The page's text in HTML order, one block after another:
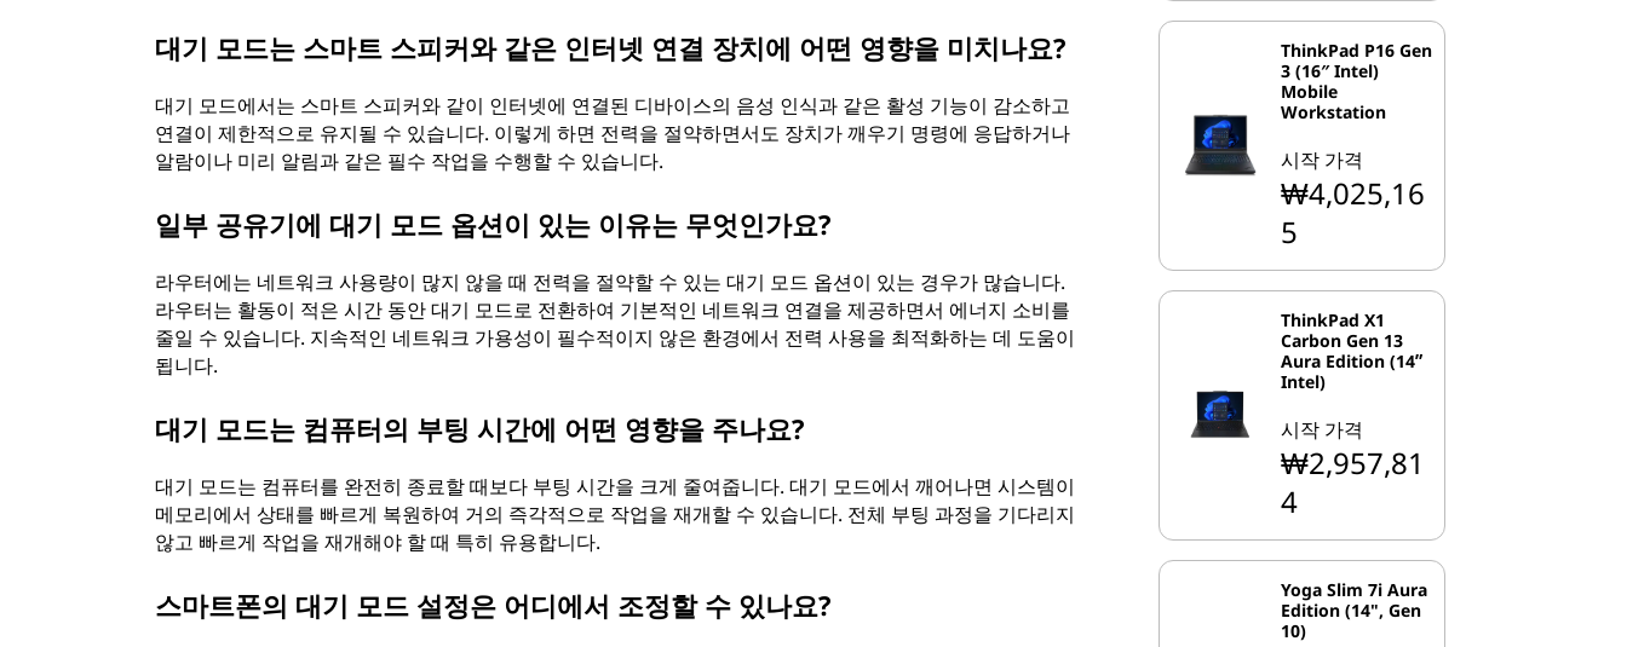
대기 모드는 스마트 스피커와 같은 인터넷 연결 장치에 어떤 영향을 미치나요?
대기 모드에서는 스마트 스피커와 같이 인터넷에 연결된 디바이스의 음성 인식과 같은 활성 기능이 감소하고
연결이 제한적으로 유지될 수 있습니다. 이렇게 하면 전력을 절약하면서도 장치가 깨우기 명령에 응답하거나
알람이나 미리 알림과 같은 필수 작업을 수행할 수 있습니다.
일부 공유기에 대기 모드 옵션이 있는 이유는 무엇인가요?
라우터에는 네트워크 사용량이 많지 않을 때 전력을 절약할 수 있는 대기 모드 옵션이 있는 경우가 많습니다.
라우터는 활동이 적은 시간 동안 대기 모드로 전환하여 기본적인 네트워크 연결을 제공하면서 에너지 소비를
줄일 수 있습니다. 지속적인 네트워크 가용성이 필수적이지 않은 환경에서 전력 사용을 최적화하는 데 도움이
됩니다.
대기 모드는 컴퓨터의 부팅 시간에 어떤 영향을 주나요?
대기 모드는 컴퓨터를 완전히 종료할 때보다 부팅 시간을 크게 줄여줍니다. 대기 모드에서 깨어나면 시스템이
메모리에서 상태를 빠르게 복원하여 거의 즉각적으로 작업을 재개할 수 있습니다. 전체 부팅 과정을 기다리지
않고 빠르게 작업을 재개해야 할 때 특히 유용합니다.
스마트폰의 대기 모드 설정은 어디에서 조정할 수 있나요?
ThinkPad P16 Gen
3 (16″ Intel)
Mobile
Workstation
시작 가격
₩4,025,16
5
ThinkPad X1
Carbon Gen 13
Aura Edition (14ʺ
Intel)
시작 가격
₩2,957,81
4
Yoga Slim 7i Aura
Edition (14", Gen
10)